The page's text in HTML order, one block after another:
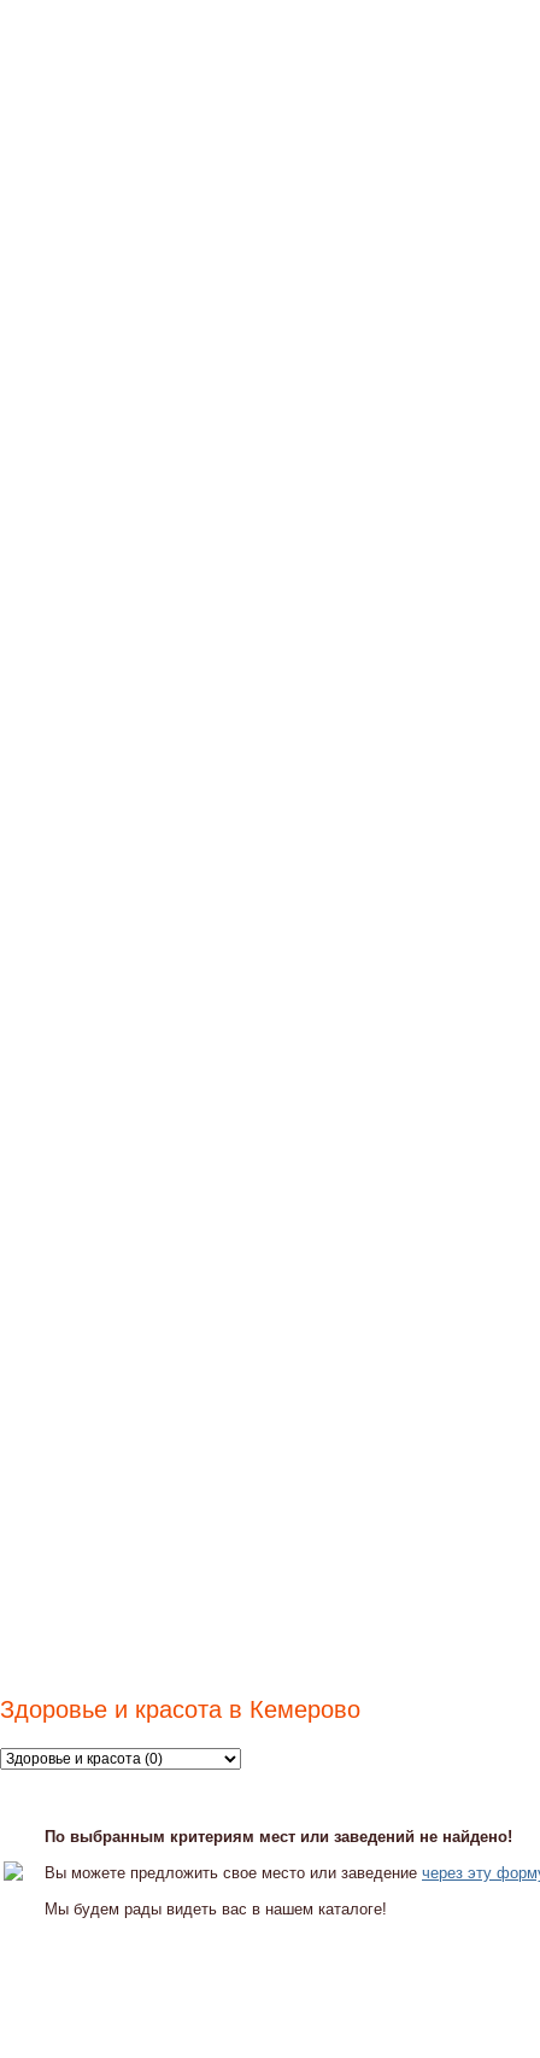
Здоровье и красота в Кемерово
По выбранным критериям мест или заведений не найдено!
Вы можете предложить свое место или заведение через эту
Мы будем рады видеть вас в нашем каталоге!